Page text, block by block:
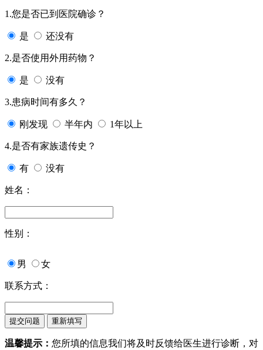
1.您是否已到医院确诊？
是 还没有
2.是否使用外用药物？
是 没有
3.患病时间有多久？
刚发现 半年内 1年以上
4.是否有家族遗传史？
有 没有
姓名：
性别：
男 女
联系方式：
温馨提示： 您所填的信息我们将及时反馈给医生进行诊断，对